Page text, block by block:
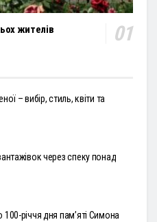
жителів
– вибір, стиль, квіти та
через спеку понад
річчя дня пам’яті Симона